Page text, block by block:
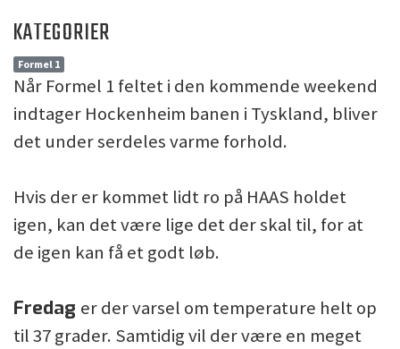
KATEGORIER
Formel 1
Når Formel 1 feltet i den kommende weekend
indtager Hockenheim banen i Tyskland, bliver
det under serdeles varme forhold.
Hvis der er kommet lidt ro på HAAS holdet
igen, kan det være lige det der skal til, for at
de igen kan få et godt løb.
Fredag er der varsel om temperature helt op
til 37 grader. Samtidig vil der være en meget